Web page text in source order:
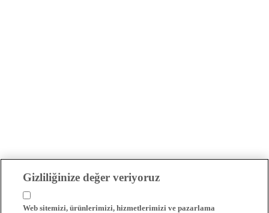
Gizliliğinize değer veriyoruz
Web sitemizi, ürünlerimizi, hizmetlerimizi ve pazarlama